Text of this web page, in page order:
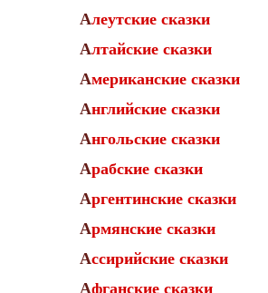
Алеутские сказки
Алтайские сказки
Американские сказки
Английские сказки
Ангольские сказки
Арабские сказки
Аргентинские сказки
Армянские сказки
Ассирийские сказки
Афганские сказки